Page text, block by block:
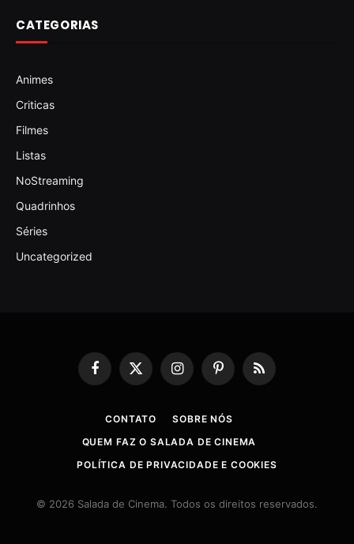
CATEGORIAS
Animes
Criticas
Filmes
Listas
NoStreaming
Quadrinhos
Séries
Uncategorized
Facebook
X
InstagramPinterestRSS
CONTATO
SOBRE NÓS
QUEM FAZ O SALADA DE CINEMA
POLÍTICA DE PRIVACIDADE E COOKIES
© 2026 Salada de Cinema. Todos os direitos reservados.